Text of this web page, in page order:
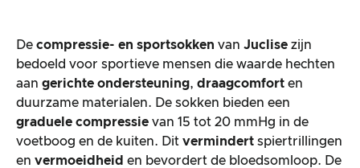
De compressie- en sportsokken van Juclise zijn
bedoeld voor sportieve mensen die waarde hechten
aan gerichte ondersteuning, draagcomfort en
duurzame materialen. De sokken bieden een
graduele compressie van 15 tot 20 mmHg in de
voetboog en de kuiten. Dit vermindert spiertrillingen
en vermoeidheid en bevordert de bloedsomloop. De